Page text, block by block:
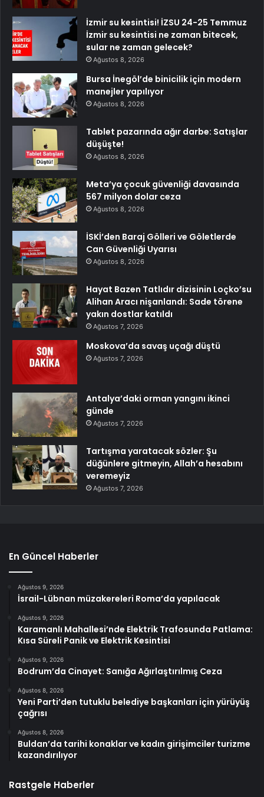
İzmir su kesintisi! İZSU 24-25 Temmuz
İzmir su kesintisi ne zaman bitecek,
sular ne zaman gelecek?
Ağustos 8, 2026
Bursa İnegöl’de binicilik için modern
manejler yapılıyor
Ağustos 8, 2026
Tablet pazarında ağır darbe: Satışlar
düşüşte!
Ağustos 8, 2026
Meta’ya çocuk güvenliği davasında
567 milyon dolar ceza
Ağustos 8, 2026
İSKİ’den Baraj Gölleri ve Göletlerde
Can Güvenliği Uyarısı
Ağustos 8, 2026
Hayat Bazen Tatlıdır dizisinin Loçko’su
Alihan Aracı nişanlandı: Sade törene
yakın dostlar katıldı
Ağustos 7, 2026
Moskova’da savaş uçağı düştü
Ağustos 7, 2026
Antalya’daki orman yangını ikinci
günde
Ağustos 7, 2026
Tartışma yaratacak sözler: Şu
düğünlere gitmeyin, Allah’a hesabını
veremeyiz
Ağustos 7, 2026
En Güncel Haberler
Ağustos 9, 2026
İsrail-Lübnan müzakereleri Roma’da yapılacak
Ağustos 9, 2026
Karamanlı Mahallesi’nde Elektrik Trafosunda Patlama:
Kısa Süreli Panik ve Elektrik Kesintisi
Ağustos 9, 2026
Bodrum’da Cinayet: Sanığa Ağırlaştırılmış Ceza
Ağustos 8, 2026
Yeni Parti’den tutuklu belediye başkanları için yürüyüş
çağrısı
Ağustos 8, 2026
Buldan’da tarihi konaklar ve kadın girişimciler turizme
kazandırılıyor
Rastgele Haberler